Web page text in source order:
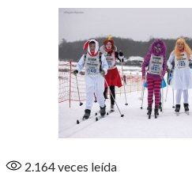
2.164veces leída